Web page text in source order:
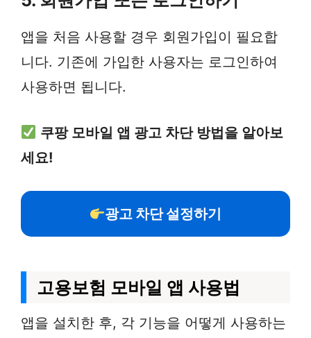
앱을 처음 사용할 경우 회원가입이 필요합
니다. 기존에 가입한 사용자는 로그인하여
사용하면 됩니다.
쿠팡 모바일 앱 광고 차단 방법을 알아보
세요!
광고 차단 설정하기
고용보험 모바일 앱 사용법
앱을 설치한 후, 각 기능을 어떻게 사용하는